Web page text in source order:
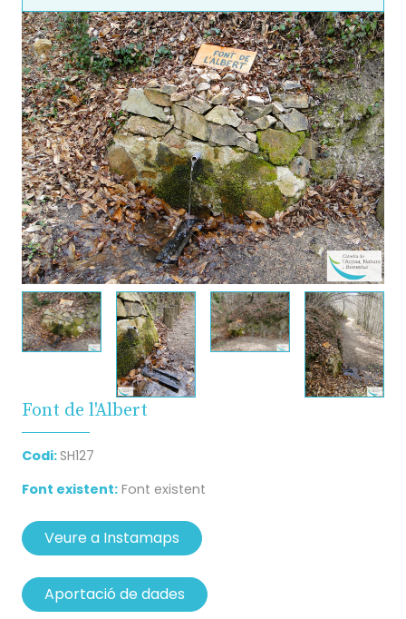
Font de l'Albert
Codi:SH127
Font existent: Font existent
Veure a Instamaps
Aportació de dades